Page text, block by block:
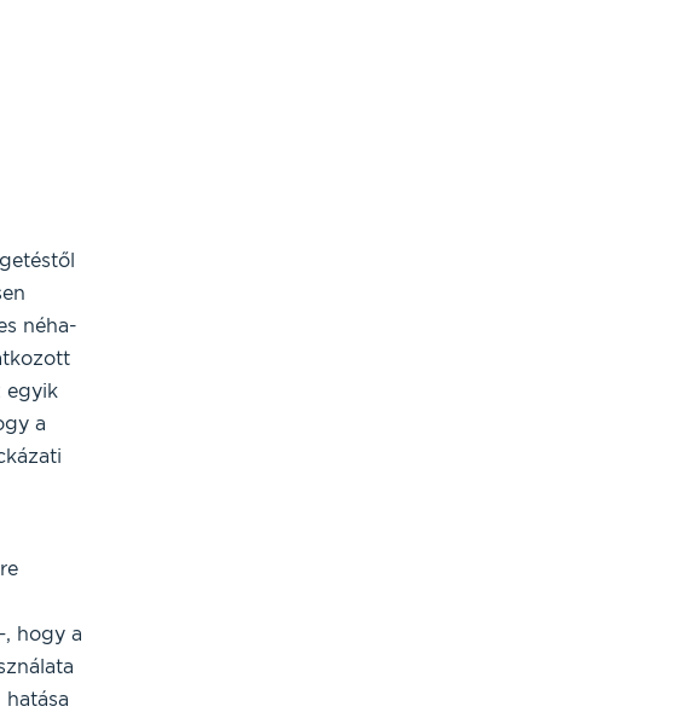
néha-
egyik
a
hogy a